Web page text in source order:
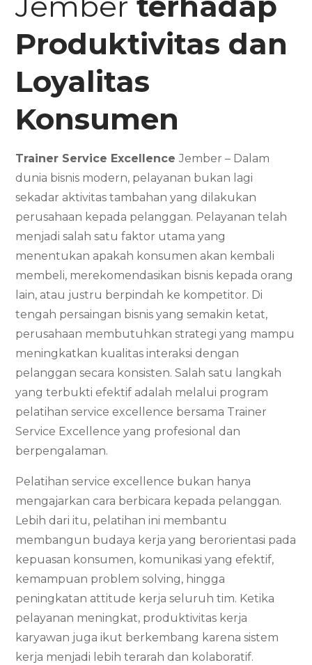
Produktivitas dan
Loyalitas
Konsumen
Trainer Service ExcellenceJember – Dalam
dunia bisnis modern, pelayanan bukan lagi
sekadar aktivitas tambahan yang dilakukan
perusahaan kepada pelanggan. Pelayanan telah
menjadi salah satu faktor utama yang
menentukan apakah konsumen akan kembali
membeli, merekomendasikan bisnis kepada orang
lain, atau justru berpindah ke kompetitor. Di
tengah persaingan bisnis yang semakin ketat,
perusahaan membutuhkan strategi yang mampu
meningkatkan kualitas interaksi dengan
pelanggan secara konsisten. Salah satu langkah
yang terbukti efektif adalah melalui program
pelatihan service excellence bersama Trainer
Service Excellence yang profesional dan
berpengalaman.
Pelatihan service excellence bukan hanya
mengajarkan cara berbicara kepada pelanggan.
Lebih dari itu, pelatihan ini membantu
membangun budaya kerja yang berorientasi pada
kepuasan konsumen, komunikasi yang efektif,
kemampuan problem solving, hingga
peningkatan attitude kerja seluruh tim. Ketika
pelayanan meningkat, produktivitas kerja
karyawan juga ikut berkembang karena sistem
kerja menjadi lebih terarah dan kolaboratif.